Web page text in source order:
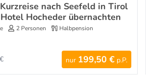
nach Seefeld in Tirol
Hocheder übernachten
2 Personen Halbpension
nur 199,50 € p.P.